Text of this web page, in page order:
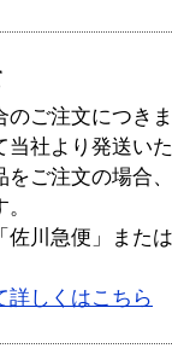
のご注文につき
当社より発送い
をご注文の場合
川急便」また
詳しくはこちら